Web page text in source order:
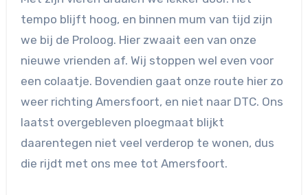
tempo blijft hoog, en binnen mum van tijd zijn
we bij de Proloog. Hier zwaait een van onze
nieuwe vrienden af. Wij stoppen wel even voor
een colaatje. Bovendien gaat onze route hier zo
weer richting Amersfoort, en niet naar DTC. Ons
laatst overgebleven ploegmaat blijkt
daarentegen niet veel verderop te wonen, dus
die rijdt met ons mee tot Amersfoort.